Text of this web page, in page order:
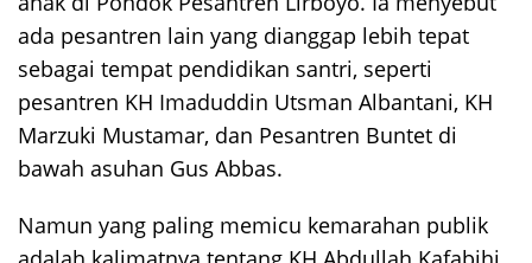
ada pesantren lain yang dianggap lebih tepat
sebagai tempat pendidikan santri, seperti
pesantren KH Imaduddin Utsman Albantani, KH
Marzuki Mustamar, dan Pesantren Buntet di
bawah asuhan Gus Abbas.
Namun yang paling memicu kemarahan publik